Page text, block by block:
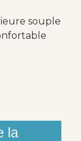
souple
la